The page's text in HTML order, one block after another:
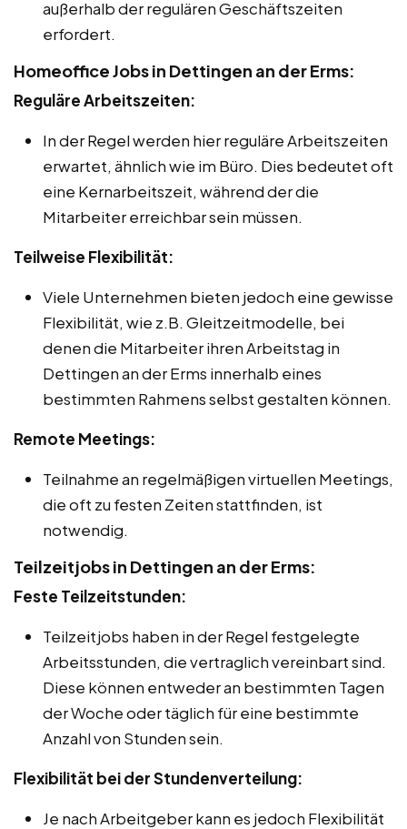
außerhalb der regulären Geschäftszeiten
erfordert.
Homeoffice Jobs in Dettingen an der Erms:
Reguläre Arbeitszeiten:
In der Regel werden hier reguläre Arbeitszeiten
erwartet, ähnlich wie im Büro. Dies bedeutet oft
eine Kernarbeitszeit, während der die
Mitarbeiter erreichbar sein müssen.
Teilweise Flexibilität:
Viele Unternehmen bieten jedoch eine gewisse
Flexibilität, wie z.B. Gleitzeitmodelle, bei
denen die Mitarbeiter ihren Arbeitstag in
Dettingen an der Erms innerhalb eines
bestimmten Rahmens selbst gestalten können.
Remote Meetings:
Teilnahme an regelmäßigen virtuellen Meetings,
die oft zu festen Zeiten stattfinden, ist
notwendig.
Teilzeitjobs in Dettingen an der Erms:
Feste Teilzeitstunden:
Teilzeitjobs haben in der Regel festgelegte
Arbeitsstunden, die vertraglich vereinbart sind.
Diese können entweder an bestimmten Tagen
der Woche oder täglich für eine bestimmte
Anzahl von Stunden sein.
Flexibilität bei der Stundenverteilung:
Je nach Arbeitgeber kann es jedoch Flexibilität